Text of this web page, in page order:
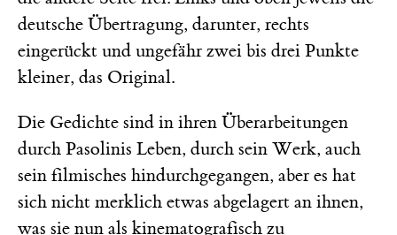
deutsche Übertragung, darunter, rechts
eingerückt und ungefähr zwei bis drei Punkte
kleiner, das Original.
Die Gedichte sind in ihren Überarbeitungen
durch Pasolinis Leben, durch sein Werk, auch
sein filmisches hindurchgegangen, aber es hat
sich nicht merklich etwas abgelagert an ihnen,
was sie nun als kinematografisch zu